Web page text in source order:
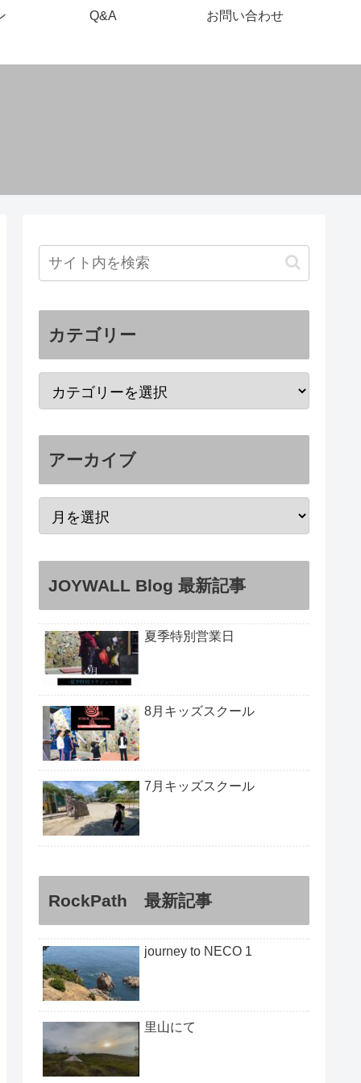
Q&A お問い合わせ
カテゴリー
アーカイブ
JOYWALL Blog 最新記事
夏季特別営業日
8月キッズスクール
7月キッズスクール
RockPath 最新記事
journey to NECO 1
里山にて